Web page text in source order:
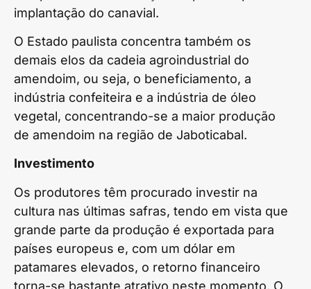
implantação do canavial.
O Estado paulista concentra também os
demais elos da cadeia agroindustrial do
amendoim, ou seja, o beneficiamento, a
indústria confeiteira e a indústria de óleo
vegetal, concentrando-se a maior produção
de amendoim na região de Jaboticabal.
Investimento
Os produtores têm procurado investir na
cultura nas últimas safras, tendo em vista que
grande parte da produção é exportada para
países europeus e, com um dólar em
patamares elevados, o retorno financeiro
torna-se bastante atrativo neste momento. O